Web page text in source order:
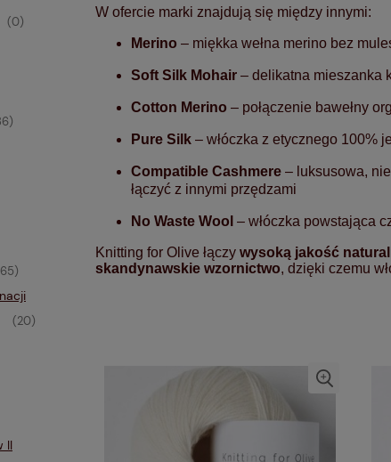
(0)
(20)
II
W ofercie marki znajdują się między innymi:
Merino – miękka wełna merino bez
Soft Silk Mohair – delikatna mieszanka
Cotton Merino – połączenie bawełny
Pure Silk – włóczka z etycznego 100%
Compatible Cashmere – luksusowa,
łączyć z innymi przędzami
No Waste Wool – włóczka powstająca
Knitting for Olive łączy wysoką jakość
skandynawskie wzornictwo, dzięki czemu